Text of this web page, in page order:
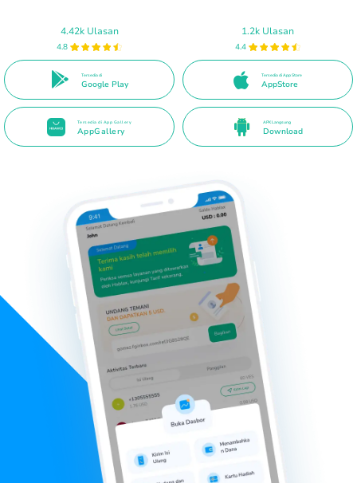
4.42k Ulasan
4.8
Tersedia di
Google Play
1.2k Ulasan
4.4
Tersedia di App Store
AppStore
Tersedia di App Gallery
AppGallery
APK Langsung
Download